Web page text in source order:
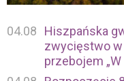
04.08
Hiszpańska
zwycięstwo
przebojem „W